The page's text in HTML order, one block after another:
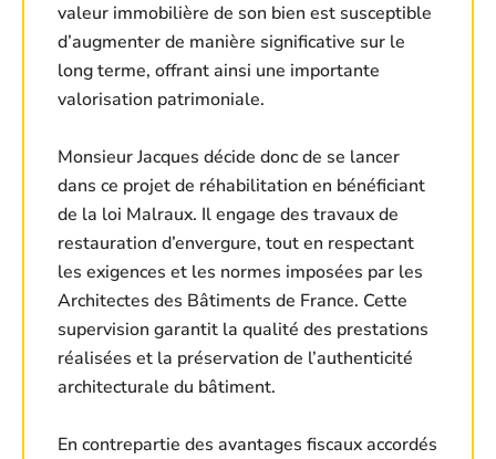
valeur immobilière de son bien est susceptible
d’augmenter de manière significative sur le
long terme, offrant ainsi une importante
valorisation patrimoniale.
Monsieur Jacques décide donc de se lancer
dans ce projet de réhabilitation en bénéficiant
de la loi Malraux. Il engage des travaux de
restauration d’envergure, tout en respectant
les exigences et les normes imposées par les
Architectes des Bâtiments de France. Cette
supervision garantit la qualité des prestations
réalisées et la préservation de l’authenticité
architecturale du bâtiment.
En contrepartie des avantages fiscaux accordés